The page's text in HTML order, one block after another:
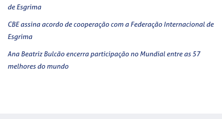
de Esgrima
CBE assina acordo de cooperação com a Federação Internacional de
Esgrima
Ana Beatriz Bulcão encerra participação no Mundial entre as 57
melhores do mundo